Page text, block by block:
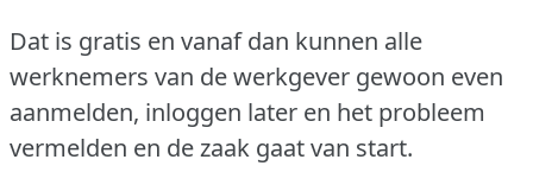
Dat is gratis en vanaf dan kunnen alle
werknemers van de werkgever gewoon even
aanmelden, inloggen later en het probleem
vermelden en de zaak gaat van start.